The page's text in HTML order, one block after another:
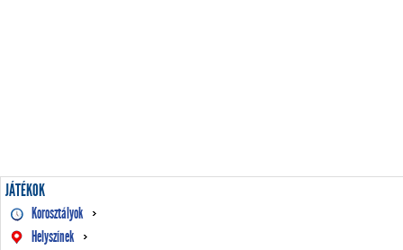
JÁTÉKOK
Korosztályok
Helyszínek